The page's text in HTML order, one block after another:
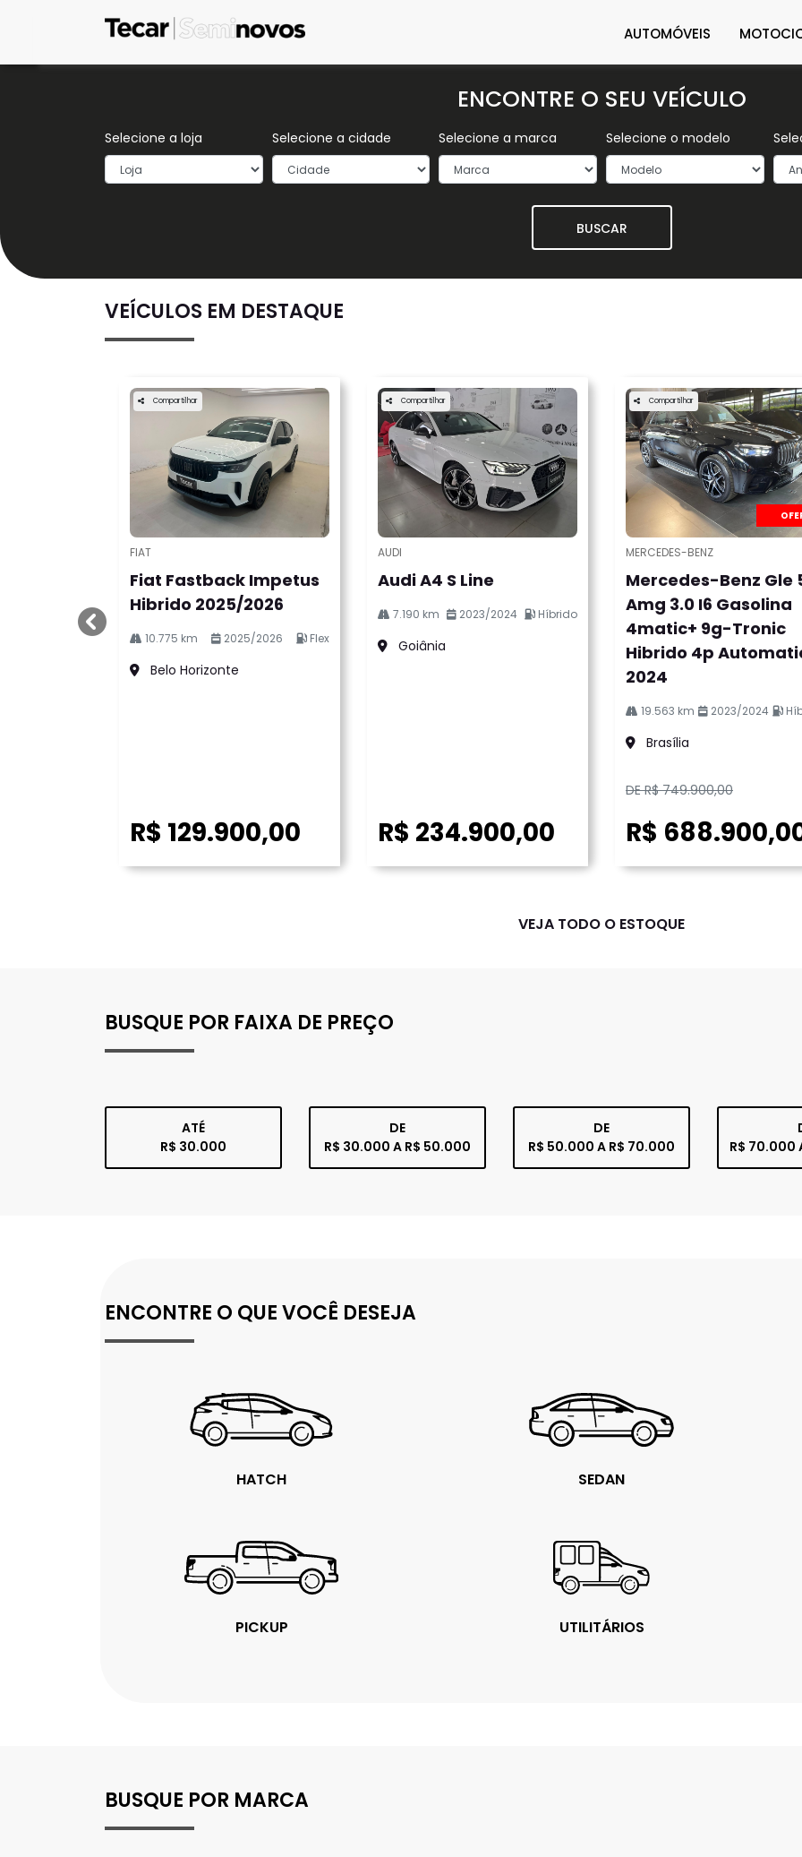
AUTOMÓVEIS
ENCONTRE O SEU VEÍCULO
Selecione a loja Selecione a cidade Selecione a marca Selecione o modelo
BUSCAR
VEÍCULOS EM DESTAQUE
Compartilhar
FIAT
Fiat Fastback Impetus
Hibrido 2025/2026
10.775 km 2025/2026 Flex
Belo Horizonte
R$ 129.900,00
Compartilhar
AUDI
Audi A4 S Line
7.190 km 2023/2024 Híbrido
Goiânia
R$ 234.900,00
Compartilhar
MERCEDES-BENZ
Mercedes-Benz Gle
Amg 3.0 I6 Gasolina
4matic+ 9g-Tronic
Hibrido 4p
2024
19.563 km 2023/2024
Brasília
DE R$ 749.900,00
R$
templates.template-01.components.carousel.texts.control_prev
VEJA TODO O ESTOQUE
BUSQUE POR FAIXA DE PREÇO
ATÉ
R$ 30.000
DE
R$ 30.000 A R$ 50.000
DE
R$ 50.000 A R$ 70.000
R$ 70.000
ENCONTRE O QUE VOCÊ DESEJA
HATCH SEDAN
PICKUP UTILITÁRIOS
BUSQUE POR MARCA